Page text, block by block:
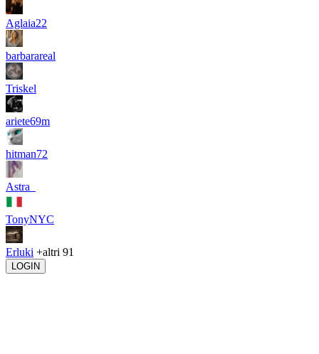
Aglaia22
barbarareal
Triskel
ariete69m
hitman72
Astra_
TonyNYC
Erluki +altri 91
LOGIN